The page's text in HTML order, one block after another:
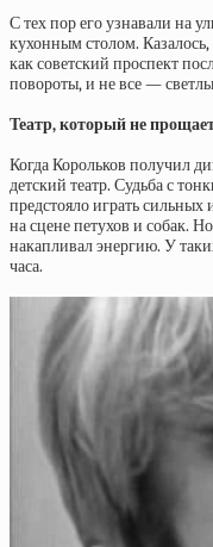
С тех пор его узнавали на
кухонным столом.
как советский проспект
повороты, и не все —
Театр, который не
Когда Корольков получил
детский театр. Судьба с
предстояло играть
на сцене петухов и собак.
накапливал энергию. У
часа.